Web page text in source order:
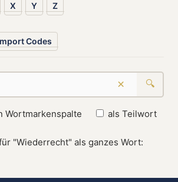
X Y Z
Codes
× 🔍
Wortmarkenspalte als Teilwort
"Wiederrecht" als ganzes Wort: